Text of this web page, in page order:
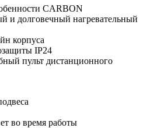
CARBON
и долговечный нагревательный
корпуса
IP24
пульт дистанционного
во время работы